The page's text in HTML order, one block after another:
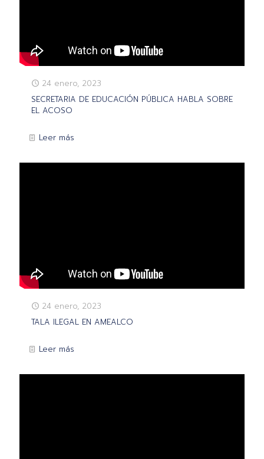
24 enero, 2023
SECRETARIA DE EDUCACIÓN PÚBLICA HABLA SOBRE
EL ACOSO
Leer más
24 enero, 2023
TALA ILEGAL EN AMEALCO
Leer más